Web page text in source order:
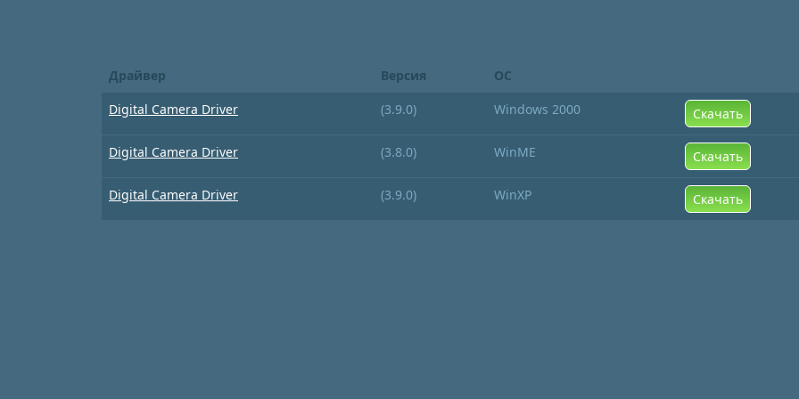
Драйвер Версия
ОС
Digital Camera Driver
(3.9.0) Windows 2000 Скачать
Digital Camera Driver (3.8.0) WinME Скачать
Digital Camera Driver (3.9.0) WinXP Скачать